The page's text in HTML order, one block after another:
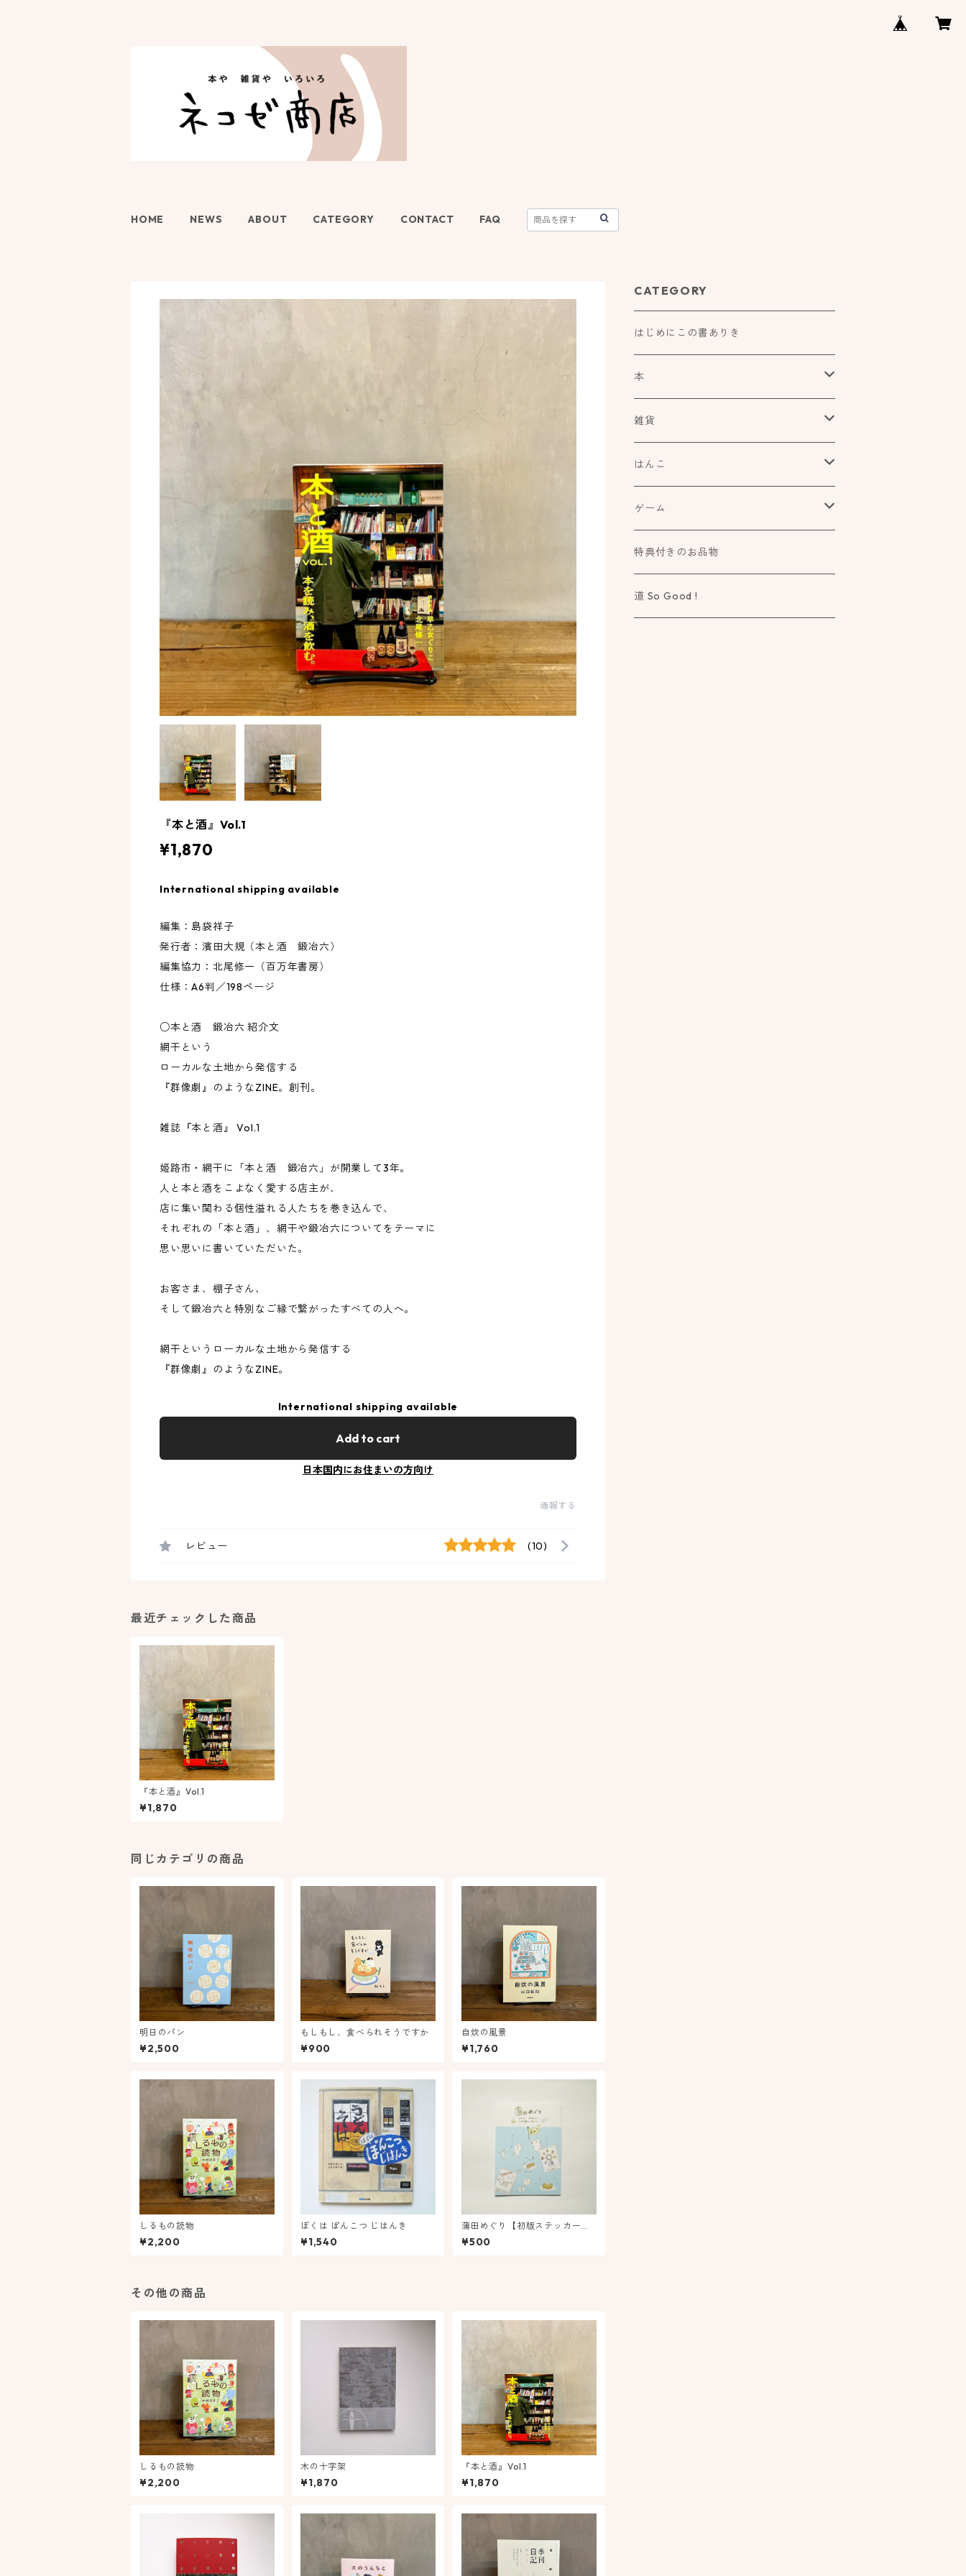
HOME NEWS ABOUT CATEGORY CONTACT FAQ
『本と酒』Vol.1
¥1,870
International shipping available
編集：島袋祥子
発行者：濱田大規（本と酒 鍛冶六）
編集協力：北尾修一（百万年書房）
仕様：A6判／198ページ
○本と酒 鍛冶六 紹介文
網干という
ローカルな土地から発信する
『群像劇』のようなZINE。創刊。
雑誌『本と酒』 Vol.1
姫路市・網干に「本と酒 鍛冶六」が開業して3年。
人と本と酒をこよなく愛する店主が、
店に集い関わる個性溢れる人たちを巻き込んで、
それぞれの「本と酒」、網干や鍛冶六についてをテーマに
思い思いに書いていただいた。
お客さま、棚子さん、
そして鍛冶六と特別なご縁で繋がったすべての人へ。
網干というローカルな土地から発信する
『群像劇』のようなZINE。
International shipping available
Add to cart
日本国内にお住まいの方向け
通報する
レビュー (10)
最近チェックした商品
『本と酒』Vol.1
¥1,870
同じカテゴリの商品
明日のパン
¥2,500
もしもし、食べられそうですか
¥900
自炊の風景
¥1,760
しるもの読物
¥2,200
ぼくは ぽんこつ じはんき
¥1,540
蒲田めぐり【初版ステッカー付
き】
¥500
その他の商品
しるもの読物
¥2,200
木の十字架
¥1,870
『本と酒』Vol.1
¥1,870
CATEGORY
はじめにこの書ありき
本
食べもの飲みものお酒とか
アートや絵本の世界
だれかの考えごと
詩歌と会う
物語に飛びこむ
雑貨
kurofutago
ブローチ
ミラー
文具
はんこ
オスコラボ
カタチ×モヨウスタンプ
小さなカタチ×モヨウスタンプ
タカトモハンコ
ゲーム
Atelier Mimir
特典付きのお品物
道 So Good !